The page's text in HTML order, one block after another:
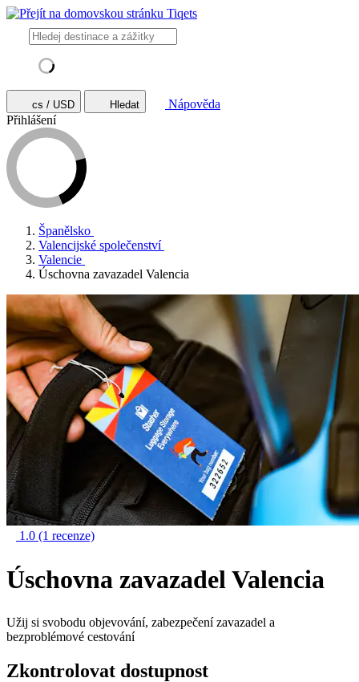
cs / USD Hledat
Nápověda
Přihlášení
Španělsko
Valencijské společenství
Valencie
Úschovna zavazadel Valencia
1.0 (1 recenze)
Úschovna zavazadel Valencia
Užij si svobodu objevování, zabezpečení zavazadel a
bezproblémové cestování
Zkontrolovat dostupnost